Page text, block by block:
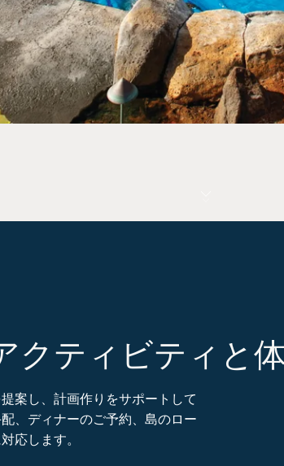
クティビティと
案し、計画作りをサポートして
、ディナーのご予約、島のロー
応します。